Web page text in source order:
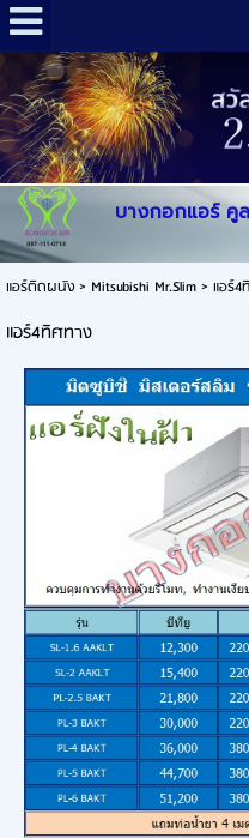
บางกอกแอร์ คู
แอร์ติดผนัง> Mitsubishi Mr.Slim> แอร์4
แอร์4ทิศทาง